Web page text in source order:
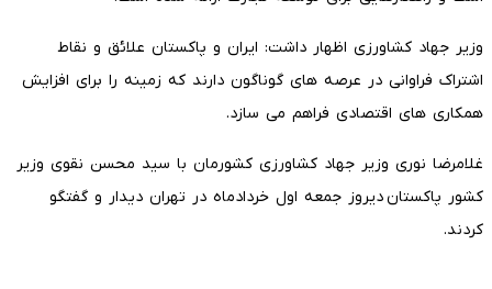
وزیر جهاد کشاورزی اظهار داشت: ایران و پاکستان علائق و نقاط
اشتراک فراوانی در عرصه های گوناگون دارند که زمینه را برای افزایش
همکاری های اقتصادی فراهم می سازد.
غلامرضا نوری وزیر جهاد کشاورزی کشورمان با سید محسن نقوی وزیر
کشور پاکستان دیروز جمعه اول خردادماه در تهران دیدار و گفتگو
کردند.